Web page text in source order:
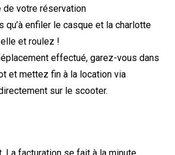
de votre réservation
qu’à enfiler le casque et la charlotte
et roulez !
effectué, garez-vous dans
et mettez fin à la location via
sur le scooter.